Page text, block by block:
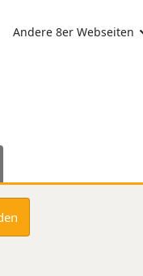
Andere 8er Webseiten